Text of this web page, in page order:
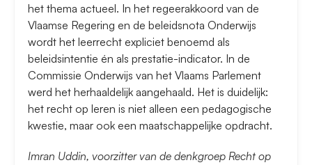
het thema actueel. In het regeerakkoord van de
Vlaamse Regering en de beleidsnota Onderwijs
wordt het leerrecht expliciet benoemd als
beleidsintentie én als prestatie-indicator. In de
Commissie Onderwijs van het Vlaams Parlement
werd het herhaaldelijk aangehaald. Het is duidelijk:
het recht op leren is niet alleen een pedagogische
kwestie, maar ook een maatschappelijke opdracht.
Imran Uddin, voorzitter van de denkgroep Recht op